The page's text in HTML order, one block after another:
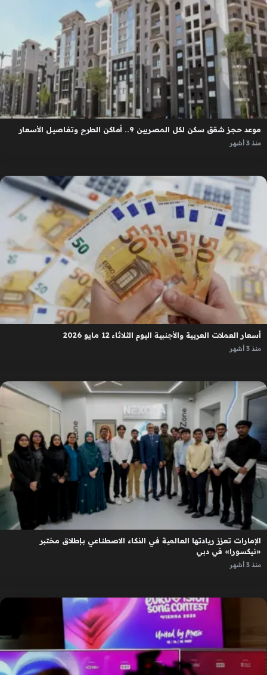
موعد حجز شقق سكن لكل المصريين 9.. أماكن الطرح وتفاصيل الأسعار
منذ 3 أشهر
أسعار العملات العربية والأجنبية اليوم الثلاثاء 12 مايو 2026
منذ 3 أشهر
الإمارات تعزز ريادتها العالمية في الذكاء الاصطناعي بإطلاق مختبر
«نيكسورا» في دبي
منذ 3 أشهر